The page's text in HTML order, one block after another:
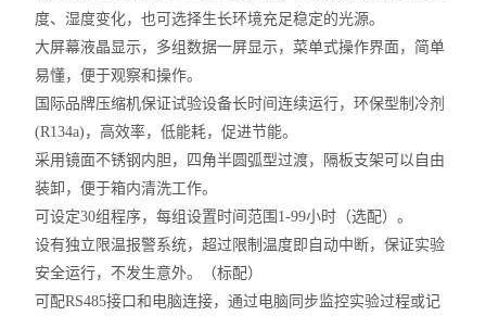
度、湿度变化，也可选择生长环境充足稳定的光源。
大屏幕液晶显示，多组数据一屏显示，菜单式操作界面，简单
易懂，便于观察和操作。
国际品牌压缩机保证试验设备长时间连续运行，环保型制冷剂
(R134a)，高效率，低能耗，促进节能。
采用镜面不锈钢内胆，四角半圆弧型过渡，隔板支架可以自由
装卸，便于箱内清洗工作。
可设定30组程序，每组设置时间范围1-99小时（选配）。
设有独立限温报警系统，超过限制温度即自动中断，保证实验
安全运行，不发生意外。（标配）
可配RS485接口和电脑连接，通过电脑同步监控实验过程或记